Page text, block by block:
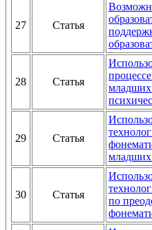
27 Статья
28 Статья
младших
29 Статья
младших
30 Статья
по